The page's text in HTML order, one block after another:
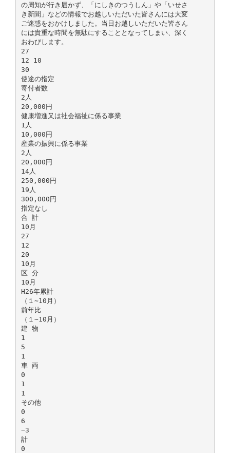
の周知が行き届かず、「にしきのつうしん」や「いせさ
き新聞」などの情報でお越しいただいた皆さんには大変
ご迷惑をおかけしました。当日お越しいただいた皆さん
には貴重な時間を無駄にすることとなってしまい、深く
おわびします。
27
12 10
30
使途の指定
寄付者数
2人
20,000円
健康増進又は社会福祉に係る事業
1人
10,000円
産業の振興に係る事業
2人
20,000円
14人
250,000円
19人
300,000円
指定なし
合 計
10月
27
12
20
10月
区 分
10月
H26年累計
（１∼10月）
前年比
（１∼10月）
建 物
1
5
1
車 両
0
1
1
その他
0
6
−3
計
0